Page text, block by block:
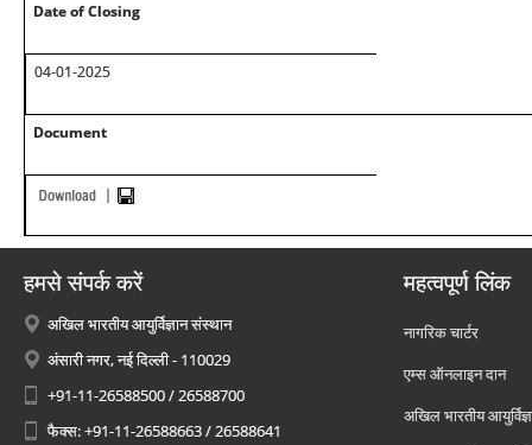
Date of Closing
04-01-2025
Document
हमसे संपर्क करें
अखिल भारतीय आयुर्विज्ञान संस्थान
अंसारी नगर, नई दिल्ली - 110029
+91-11-26588500 / 26588700
फैक्स: +91-11-26588663 / 26588641
महत्वपूर्ण लिंक
नागरिक चार्टर
एम्स ऑनलाइन दान
अखिल भारतीय